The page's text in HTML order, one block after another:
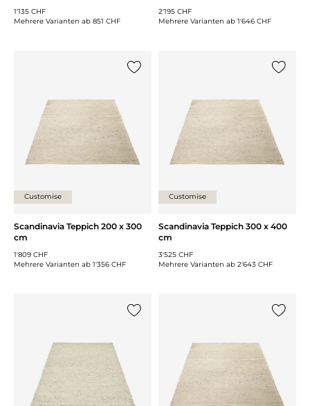
1'135 CHF
Mehrere Varianten ab 851 CHF
2'195 CHF
Mehrere Varianten ab 1'646 CHF
Customise
Scandinavia Teppich 200 x 300
cm
1'809 CHF
Mehrere Varianten ab 1'356 CHF
Customise
Scandinavia Teppich 300 x 400
cm
3'525 CHF
Mehrere Varianten ab 2'643 CHF